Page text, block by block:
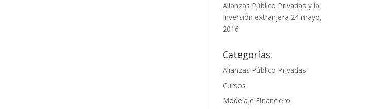
Alianzas Público Privadas y la
Inversión extranjera 24 mayo,
2016
Categorías:
Alianzas Público Privadas
Cursos
Modelaje Financiero